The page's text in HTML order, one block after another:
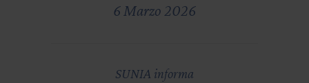
6 Marzo 2026
SUNIA informa